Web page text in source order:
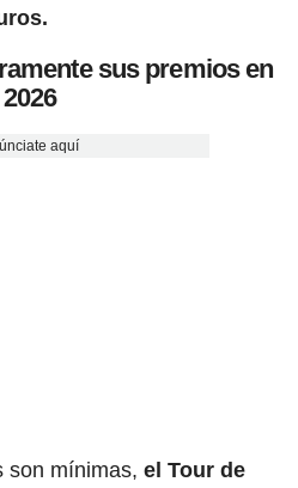
sus premios en
2026
aquí
son mínimas, el Tour de